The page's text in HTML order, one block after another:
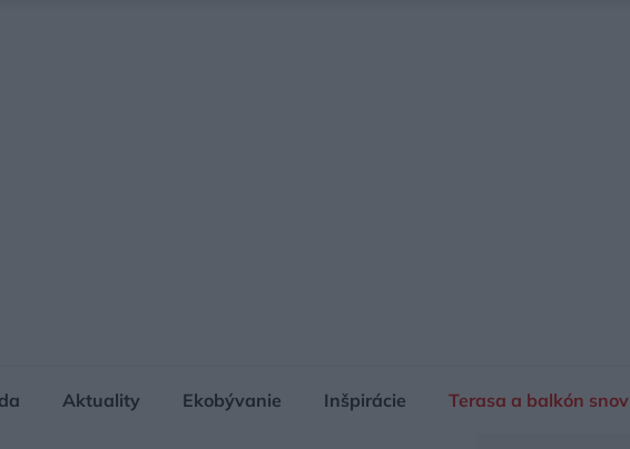
Aktuality Ekobývanie Inšpirácie Terasa a balkón snov